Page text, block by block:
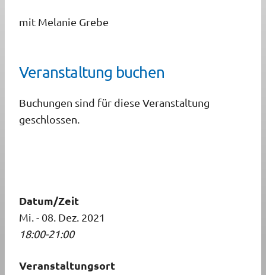
mit Melanie Grebe
Veranstaltung buchen
Buchungen sind für diese Veranstaltung
geschlossen.
Datum/Zeit
Mi. - 08. Dez. 2021
18:00-21:00
Veranstaltungsort